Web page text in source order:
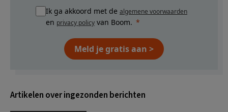
Ik ga akkoord met de algemene voorwaarden
en privacy policy van Boom.
Meld je gratis aan >
Artikelen over ingezonden berichten